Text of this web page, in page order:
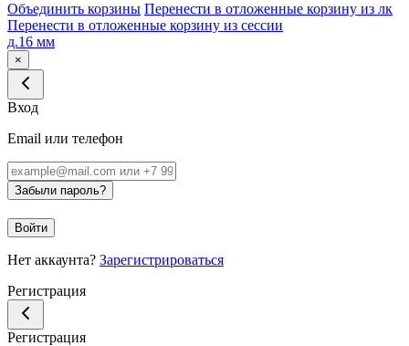
Объединить корзины Перенести в отложенные корзину из лк
Перенести в отложенные корзину из сессии
д.16 мм
×
Вход
Email или телефон
Забыли пароль?
Войти
Нет аккаунта? Зарегистрироваться
Регистрация
Регистрация